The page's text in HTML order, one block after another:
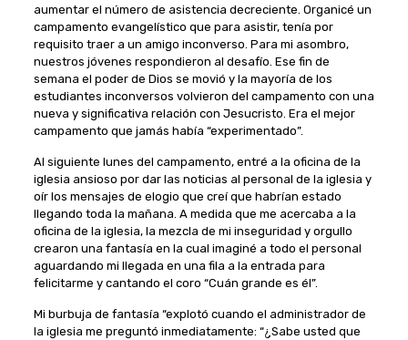
aumentar el número de asistencia decreciente. Organicé un
campamento evangelístico que para asistir, tenía por
requisito traer a un amigo inconverso. Para mi asombro,
nuestros jóvenes respondieron al desafío. Ese fin de
semana el poder de Dios se movió y la mayoría de los
estudiantes inconversos volvieron del campamento con una
nueva y significativa relación con Jesucristo. Era el mejor
campamento que jamás había “experimentado”.
Al siguiente lunes del campamento, entré a la oficina de la
iglesia ansioso por dar las noticias al personal de la iglesia y
oír los mensajes de elogio que creí que habrían estado
llegando toda la mañana. A medida que me acercaba a la
oficina de la iglesia, la mezcla de mi inseguridad y orgullo
crearon una fantasía en la cual imaginé a todo el personal
aguardando mi llegada en una fila a la entrada para
felicitarme y cantando el coro “Cuán grande es él”.
Mi burbuja de fantasía “explotó cuando el administrador de
la iglesia me preguntó inmediatamente: “¿Sabe usted que